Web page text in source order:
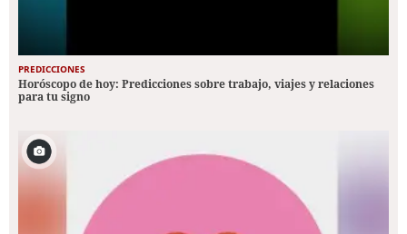
PREDICCIONES
Horóscopo de hoy: Predicciones sobre trabajo, viajes y relaciones
para tu signo